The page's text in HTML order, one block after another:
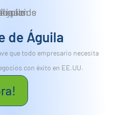
de Águila
que todo empresario necesita
con éxito en EE.UU.